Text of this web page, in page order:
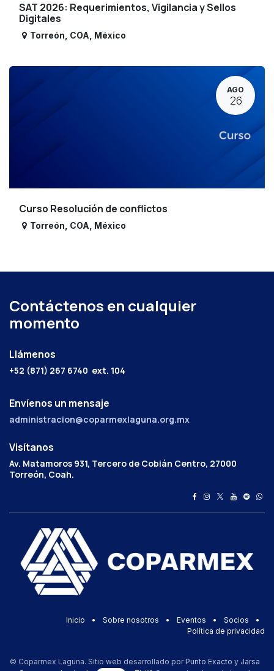
SAT 2026: Requerimientos, Vigilancia y Sellos
Digitales
Torreón COA México
AGO
26
Curso Resolución de conflictos
Torreón COA México
Contáctenos en cualquier
momento
Llámenos
+52 (871) 267 6740 ext. 104
Envíenos un mensaje
administracion@coparmexlaguna.org.mx
Visítanos
Av. Matamoros 931, Tercero de Cobián Centro, 27000
Torreón, Coah.
Inicio • Sobre nosotros • Eventos • Socios
•
Política de privacidad
© Coparmex Laguna. Sitio web desarrollado por Punto Exacto y Jarsa